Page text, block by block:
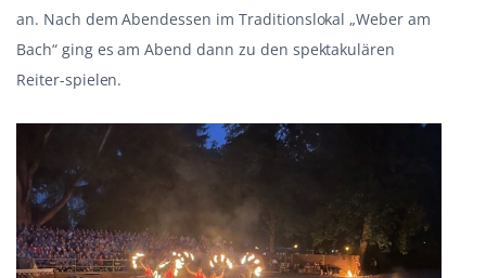
an. Nach dem Abendessen im Traditionslokal „Weber am
Bach“ ging es am Abend dann zu den spektakulären
Reiter-spielen.